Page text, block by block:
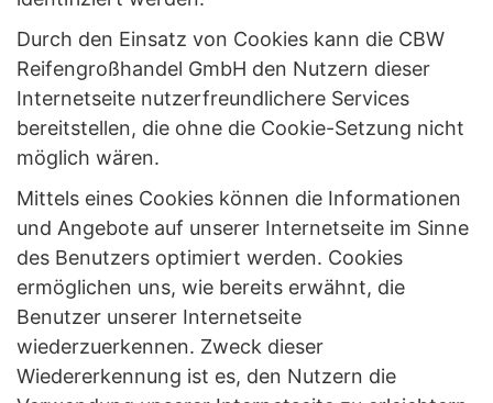
Durch den Einsatz von Cookies kann die CBW
Reifengroßhandel GmbH den Nutzern dieser
Internetseite nutzerfreundlichere Services
bereitstellen, die ohne die Cookie-Setzung nicht
möglich wären.
Mittels eines Cookies können die Informationen
und Angebote auf unserer Internetseite im Sinne
des Benutzers optimiert werden. Cookies
ermöglichen uns, wie bereits erwähnt, die
Benutzer unserer Internetseite
wiederzuerkennen. Zweck dieser
Wiedererkennung ist es, den Nutzern die